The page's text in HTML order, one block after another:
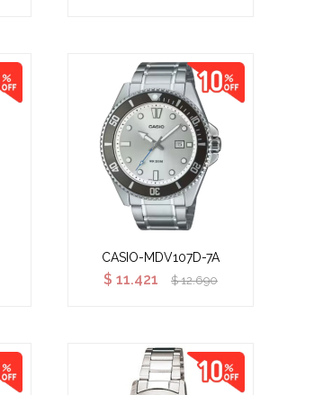
CASIO-MDV107D-7A
$ 11.421 $ 12.690